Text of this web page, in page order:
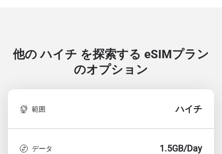
他の ハイチ を探索する eSIMプラン
のオプション
範囲 ハイチ
データ 1.5GB/Day